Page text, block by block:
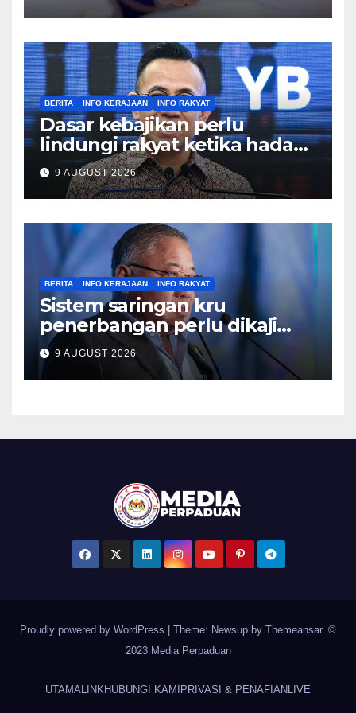
BERITA INFO KERAJAAN INFO RAKYAT
Dasar kebajikan perlu
lindungi rakyat ketika hadapi
kesusahan – Sim
9 AUGUST 2026
BERITA INFO KERAJAAN INFO RAKYAT
Sistem saringan kru
penerbangan perlu dikaji
semula, pulihkan keyakinan
penumpang – Tiong
9 AUGUST 2026
Proudly powered by WordPress Theme: Newsup by Themeansar. ©
2023 Media Perpaduan
UTAMALINKHUBUNGI KAMIPRIVASI & PENAFIANLIVE